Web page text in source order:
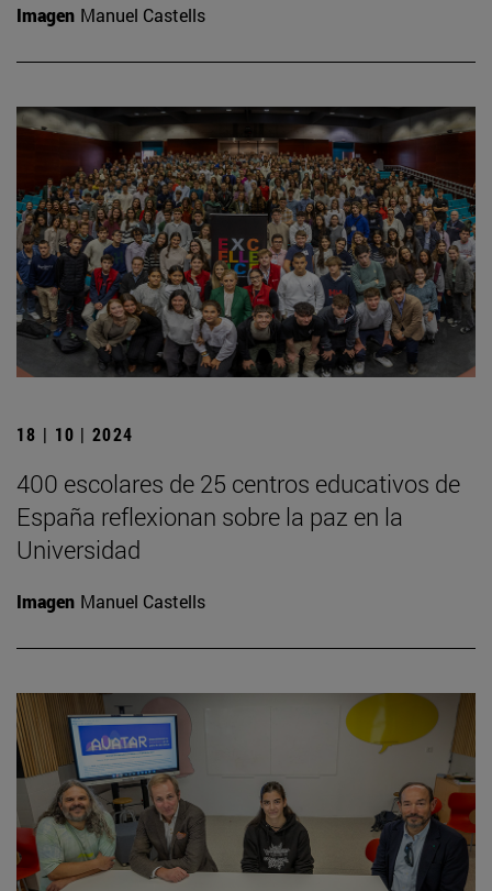
Imagen Manuel Castells
18 | 10 | 2024
400 escolares de 25 centros educativos de
España reflexionan sobre la paz en la
Universidad
Imagen Manuel Castells